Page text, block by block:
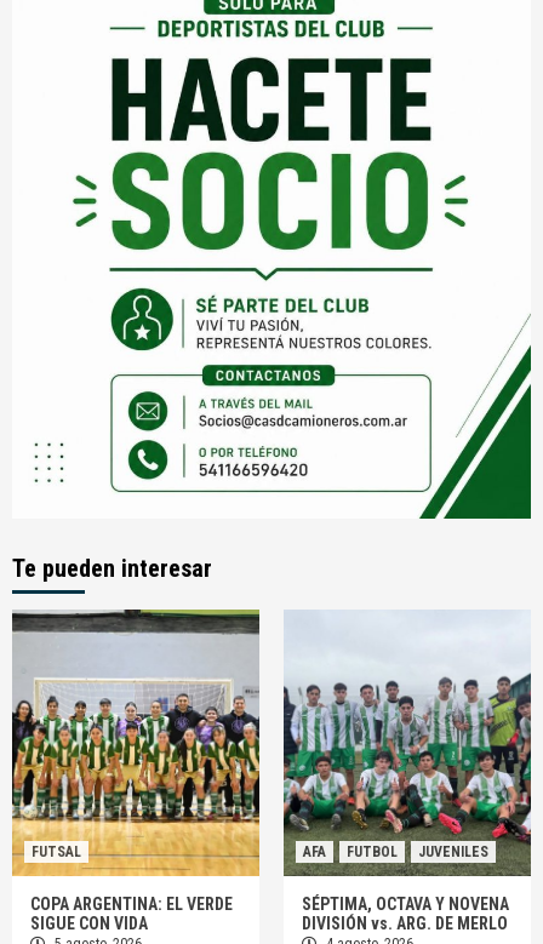
Te pueden interesar
FUTSAL
COPA ARGENTINA: EL VERDE
SIGUE CON VIDA
AFA FUTBOL JUVENILES
SÉPTIMA, OCTAVA Y NOVENA
DIVISIÓN vs. ARG. DE MERLO